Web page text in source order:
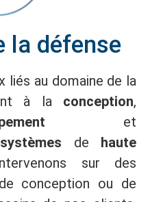
la défense
liés au domaine de la
à la conception,
et
systèmes de haute
sur des
conception ou de